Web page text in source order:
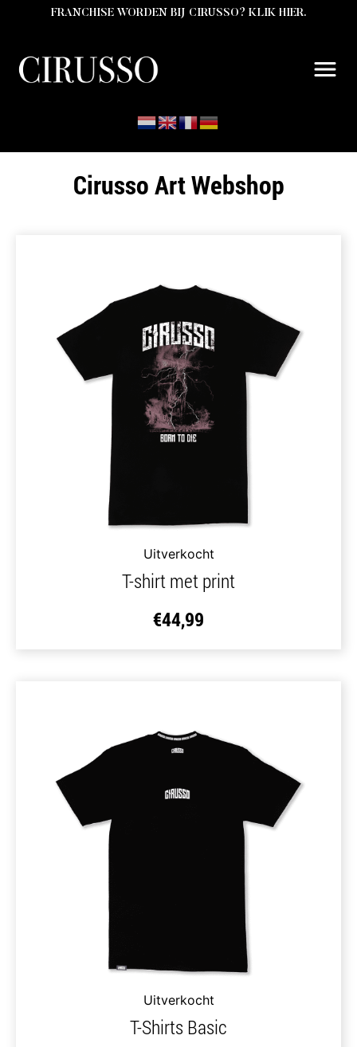
FRANCHISE WORDEN BIJ CIRUSSO? KLIK HIER.
Cirusso Art Webshop
Uitverkocht
T-shirt met print
€44,99
Uitverkocht
T-Shirts Basic